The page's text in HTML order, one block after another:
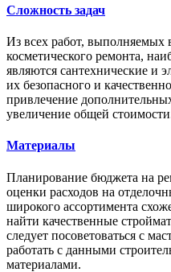
Сложность задач
Из всех работ, выполняемых
косметического ремонта,
являются сантехнические и
их безопасного и
привлечение
увеличение общей
Материалы
Планирование бюджета на
оценки расходов на
широкого ассортимента
найти качественные
следует посоветоваться с
работать с данными
материалами.